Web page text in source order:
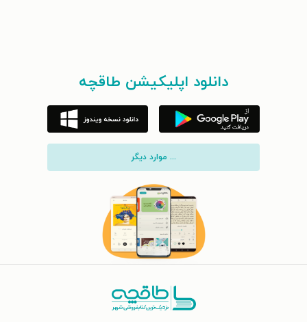
دانلود اپلیکیشن طاقچه
... موارد دیگر